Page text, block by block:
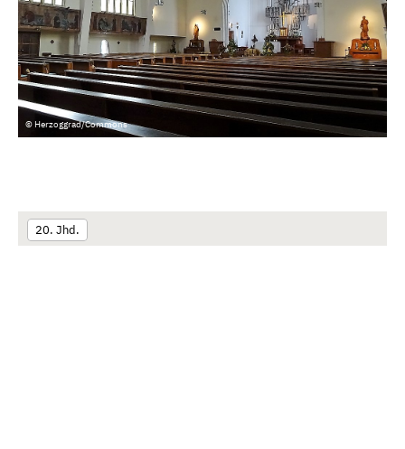
© Herzoggrad/Commons
20. Jhd.